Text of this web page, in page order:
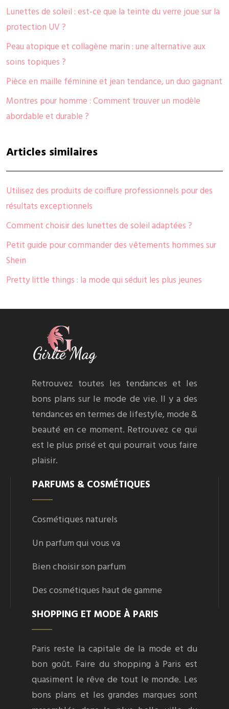
Lunettes de soleil : est-ce que la teinte du verre joue sur la
protection UV ?
Peau atopique et collagène marin : une alternative aux
soins topiques ?
Pièce en maille féminine et jean tendance, un duo gagnant
Montres pour homme : Comment trouver un modèle
abordable et durable ?
Articles similaires
Utilisez des produits de coiffure professionnels pour des
résultats exceptionnels
Comment choisir des lunettes de soleil adaptées ?
Petit guide pour commander des vêtements hommes sur
Shein
Pretty little things : la mode qui séduit les plus jeunes
Retrouvez toutes les tendances et les
bons plans sur le mode de vie. Il y a des
tendances en termes de lifestyle, mode &
beauté en ce moment. Retrouvez ce qui
est le plus prisé et qui pourrait vous faire
plaisir.
PARFUMS & COSMÉTIQUES
Cosmétiques naturels
Un parfum qui vous va
Bien choisir son parfum
Des cosmétiques haut de gamme
SHOPPING ET MODE À PARIS
Paris reste la capitale de la mode et du
bon goût. Faire du shopping à Paris est
quasiment le rêve de tout le monde. Les
bons plans et les grandes marques sont